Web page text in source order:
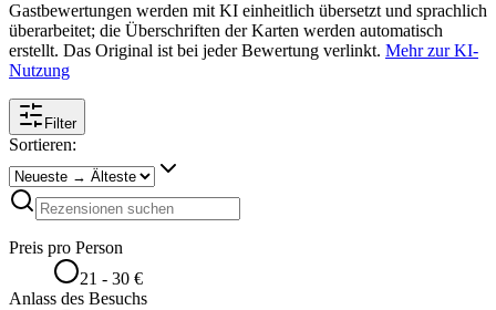
Gastbewertungen werden mit KI einheitlich übersetzt und sprachlich
überarbeitet; die Überschriften der Karten werden automatisch
erstellt. Das Original ist bei jeder Bewertung verlinkt. Mehr zur KI-
Nutzung
Filter
Sortieren:
Preis pro Person
21 - 30 €
Anlass des Besuchs